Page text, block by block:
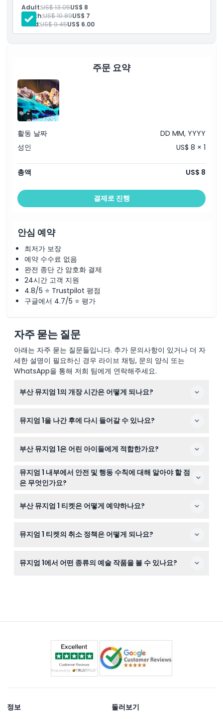
가는 방법
Adult:US$ 13.05US$ 8
Youth:US$ 10.89US$ 7
Child:US$ 9.45US$ 6.00
주문 요약
활동 날짜
DD MM, YYYY
성인
US$ 8 × 1
총액 US$ 8
결제로 진행
안심 예약
최저가 보장
예약 수수료 없음
완전 종단 간 암호화 결제
24시간 고객 지원
4.8/5 ⭐ Trustpilot 평점
구글에서 4.7/5 ⭐ 평가
자주 묻는 질문
아래는 자주 묻는 질문들입니다. 추가 문의사항이 있거나 더 자
세한 설명이 필요하신 경우 라이브 채팅, 문의 양식 또는
WhatsApp을 통해 저희 팀에게 연락해주세요.
부산 뮤지엄 1의 개장 시간은 어떻게 되나요?
까지 운영되며, 주말 및 공휴일에는 오전 10시부터 오후 8
뮤지엄 1을 나간 후에 다시 들어갈 수 있나요?
나가기 전에 충분히 관람하시기 바랍니다.
부산 뮤지엄 1은 어린 아이들에게 적합한가요?
0세에서 7세의 어린이는 유료 성인과 동반해야 하며, 전시
특성상 48개월 미만의 어린이는 일반적으로 입장이 권장
되지 않습니다.
뮤지엄 1 내부에서 안전 및 행동 수칙에 대해 알아야 할 점
은 무엇인가요?
시고, 작품에는 손대지 말아주시며, 어린이들에게 올바른
부산 뮤지엄 1 티켓은 어떻게 예약하나요?
택하여 간편하게 온라인으로 티켓을 예약하실 수 있습니다.
뮤지엄 1 티켓의 취소 정책은 어떻게 되나요?
에 계획을 확실히 확인해주시기 바랍니다.
뮤지엄 1에서 어떤 종류의 예술 작품을 볼 수 있나요?
정보 둘러보기